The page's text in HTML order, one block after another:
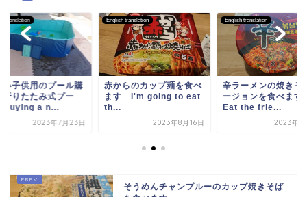
translation
い子供用のプール購
りたたみ式プー
a n...
2023年7月23日
English translation
赤からのカップ麺を食べ
ます I'm going to eat
th...
2023年8月16日
English translation
辛ラーメンの焼きそ
ージョンを食べま
Eat the frie...
2023年3
そうめんチャンプルーのカップ焼きそば